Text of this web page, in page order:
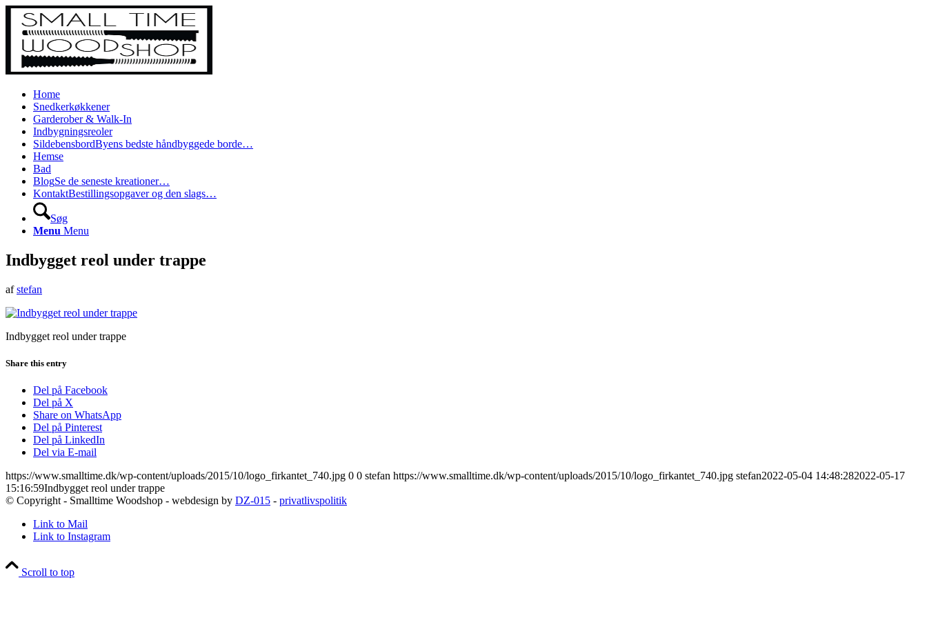
Home
Snedkerkøkkener
Garderober & Walk-In
Indbygningsreoler
SildebensbordByens bedste håndbyggede borde…
Hemse
Bad
BlogSe de seneste kreationer…
KontaktBestillingsopgaver og den slags…
Søg
Menu Menu
Indbygget reol under trappe
afstefan
Indbygget reol under trappe
Share this entry
Del på Facebook
Del på X
Share on WhatsApp
Del på Pinterest
Del på LinkedIn
Del via E-mail
https://www.smalltime.dk/wp-content/uploads/2015/10/logo_firkantet_740.jpg 0 0 stefan https://www.smalltime.dk/wp-content/uploads/2015/10/logo_firkantet_740.jpg stefan2022-05-04 14:48:282022-05-17
15:16:59Indbygget reol under trappe
© Copyright - Smalltime Woodshop - webdesign by DZ-015 - privatlivspolitik
Link to Mail
Link to Instagram
Scroll to top